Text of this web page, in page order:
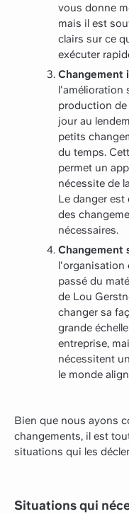
vous donne
mais il est
clairs sur ce
exécuter
Changement
l'amélioration
production
jour au
petits
du temps.
permet un
nécessite de
Le danger
des
nécessaires.
Changement
l'organisation
passé du
de Lou
changer sa
grande
entreprise,
nécessitent
le monde
Bien que nous ayons
changements, il est
situations qui les
Situations qui